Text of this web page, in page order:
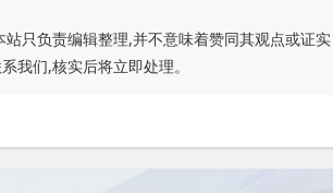
只负责编辑整理,并不意味着赞同其观点或证实
我们,核实后将立即处理。